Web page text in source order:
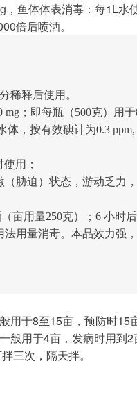
鱼体体表消毒：每1L水
倍后喷洒。
稀释后使用。
；即每瓶（500克）
用
体， 按有效碘计为0.3 ppm,
用；
胁迫）状态，游动乏力
亩用量250克）； 6 小时
用量消毒。本品效力强
用于8至15亩，预防时15
般用于4亩，发病时用到2
三次，隔天拌。